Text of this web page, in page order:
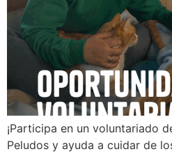
¡Participa en un voluntariado
Peludos y ayuda a cuidar de